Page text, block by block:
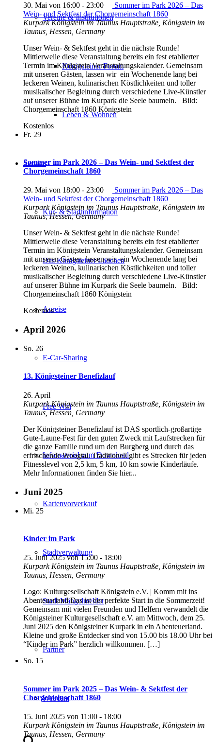
Vereine & Institutionen
Königsteiner Forum
Leben & Wohnen
Service
Kur- & Stadtinformation
Das Königsteiner Lädchen
Anreise
E-Car-Sharing
Free Wifi
Infomaterial zum Download
Kartenvorverkauf
Stadtverwaltung
Stadt Mängelmelder
Partner
Webcam
30. Mai von 16:00 - 23:00
Sommer im Park 2026 – Das
Wein- und Sektfest der Chorgemeinschaft 1860
Kurpark Königstein im Taunus Hauptstraße, Königstein im
Taunus, Hessen, Germany
Unser ‍Wein- ‍& ‍Sektfest ‍geht ‍in ‍die ‍nächste ‍Runde!
‍Mittlerweile ‍diese Veranstaltung ‍bereits ‍ein ‍fest ‍etablierter
‍Termin ‍im ‍Königstein ‍Veranstaltungskalender. ‍Gemeinsam
‍mit ‍unseren ‍Gästen, ‍lassen ‍wir ‍ein ‍Wochenende ‍lang ‍bei
‍leckeren ‍Weinen, ‍kulinarischen ‍Köstlichkeiten ‍und ‍toller
‍musikalischer ‍Begleitung ‍durch ‍verschiedene ‍Live-Künstler
‍auf ‍unserer ‍Bühne ‍im ‍Kurpark ‍die Seele baumeln. Bild:
Chorgemeinschaft 1860 Königstein
Kostenlos
Fr. 29
Sommer im Park 2026 – Das Wein- und Sektfest der
Chorgemeinschaft 1860
29. Mai von 18:00 - 23:00
Sommer im Park 2026 – Das
Wein- und Sektfest der Chorgemeinschaft 1860
Kurpark Königstein im Taunus Hauptstraße, Königstein im
Taunus, Hessen, Germany
Unser ‍Wein- ‍& ‍Sektfest ‍geht ‍in ‍die ‍nächste ‍Runde!
‍Mittlerweile ‍diese Veranstaltung ‍bereits ‍ein ‍fest ‍etablierter
‍Termin ‍im ‍Königstein ‍Veranstaltungskalender. ‍Gemeinsam
‍mit ‍unseren ‍Gästen, ‍lassen ‍wir ‍ein ‍Wochenende ‍lang ‍bei
‍leckeren ‍Weinen, ‍kulinarischen ‍Köstlichkeiten ‍und ‍toller
‍musikalischer ‍Begleitung ‍durch ‍verschiedene ‍Live-Künstler
‍auf ‍unserer ‍Bühne ‍im ‍Kurpark ‍die Seele baumeln. Bild:
Chorgemeinschaft 1860 Königstein
Kostenlos
April 2026
So. 26
13. Königsteiner Benefizlauf
26. April
Kurpark Königstein im Taunus Hauptstraße, Königstein im
Taunus, Hessen, Germany
Der Königsteiner Benefizlauf ist DAS sportlich-großartige
Gute-Laune-Fest für den guten Zweck mit Laufstrecken für
die ganze Familie rund um den Burgberg und durch das
erfrischende Woogtal. Traditionell gibt es Strecken für jeden
Fitnesslevel von 2,5 km, 5 km, 10 km sowie Kinderläufe.
Mehr Informationen finden Sie hier...
Juni 2025
Mi. 25
Kinder im Park
25. Juni 2025 von 15:00 - 18:00
Kurpark Königstein im Taunus Hauptstraße, Königstein im
Taunus, Hessen, Germany
Logo: Kulturgesellschaft Königstein e.V. | Komm mit ins
Abenteuerland Das ist der perfekte Start in die Sommerzeit!
Gemeinsam mit vielen Freunden und Helfern verwandelt die
Königsteiner Kulturgesellschaft e.V. am Mittwoch, dem 25.
Juni 2025 den Königsteiner Kurpark in ein Abenteuerland.
Kleine und große Entdecker sind von 15.00 bis 18.00 Uhr bei
“Kinder im Park” herzlich willkommen. […]
So. 15
Sommer im Park 2025 – Das Wein- & Sektfest der
Chorgemeinschaft 1860
15. Juni 2025 von 11:00 - 18:00
Kurpark Königstein im Taunus Hauptstraße, Königstein im
Taunus, Hessen, Germany